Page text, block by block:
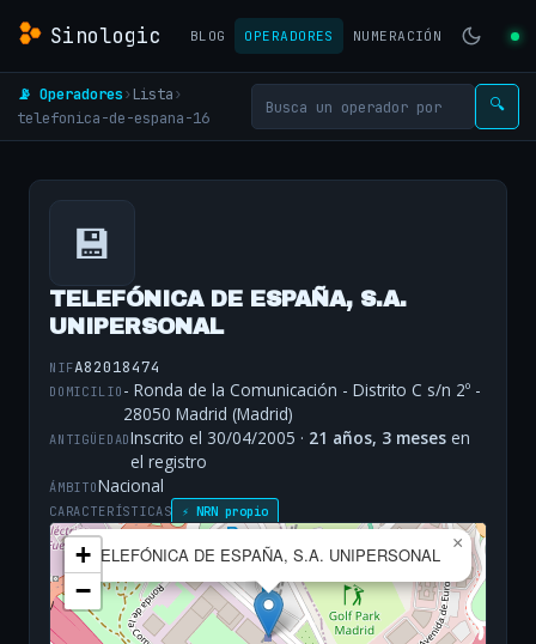
Sinologic BLOG OPERADORES NUMERACIÓN
📡 Operadores› Lista›
telefonica-de-espana-16
🔍
💾
TELEFÓNICA DE ESPAÑA, S.A.
UNIPERSONAL
NIFA82018474
DOMICILIO - Ronda de la Comunicación - Distrito C s/n 2º -
28050 Madrid (Madrid)
ANTIGÜEDADInscrito el 30/04/2005 · 21 años, 3 meses en
el registro
ÁMBITONacional
CARACTERÍSTICAS ⚡ NRN propio
TELEFÓNICA DE ESPAÑA, S.A. UNIPERSONAL
×
+
−